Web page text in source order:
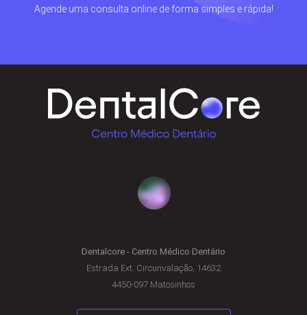
Agende uma consulta online de forma simples e rápida!
Dentalcore - Centro Médico Dentário
Estrada Ext. Circunvalação, 14632
4450-097 Matosinhos